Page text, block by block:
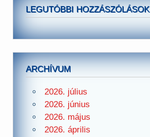
LEGUTÓBBI HOZZÁSZÓLÁSOK
ARCHÍVUM
2026. július
2026. június
2026. május
2026. április